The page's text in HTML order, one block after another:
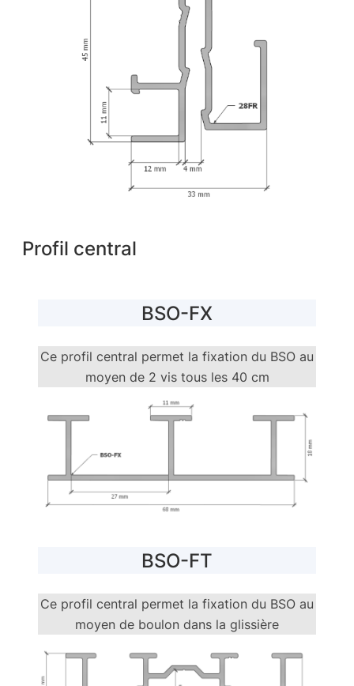
Profil central
BSO-FX
Ce profil central permet la fixation du BSO au
moyen de 2 vis tous les 40 cm
BSO-FT
Ce profil central permet la fixation du BSO au
moyen de boulon dans la glissière